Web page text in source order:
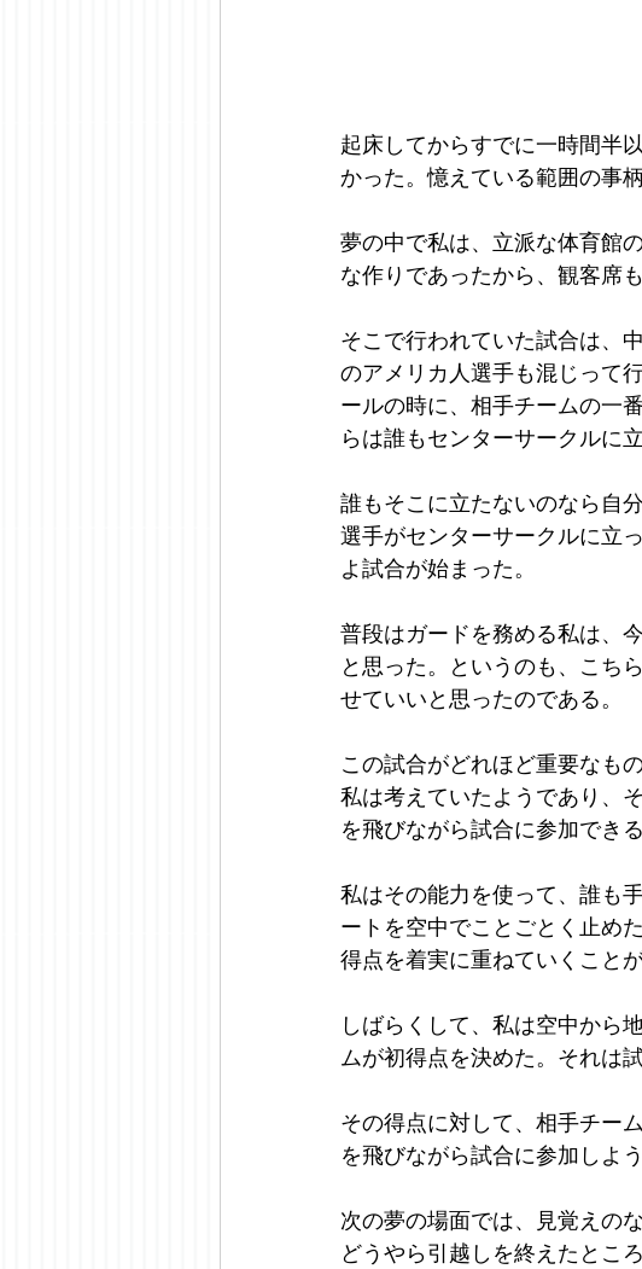
起床してからすでに一時間半
かった。憶えている範囲の事
夢の中で私は、立派な体育館
な作りであったから、観客席
そこで行われていた試合は、
のアメリカ人選手も混じって
ールの時に、相手チームの一
らは誰もセンターサークルに
誰もそこに立たないのなら自
選手がセンターサークルに立
よ試合が始まった。
普段はガードを務める私は、
と思った。というのも、こち
せていいと思ったのである。
この試合がどれほど重要なも
私は考えていたようであり、
を飛びながら試合に参加でき
私はその能力を使って、誰も
ートを空中でことごとく止め
得点を着実に重ねていくこと
しばらくして、私は空中から
ムが初得点を決めた。それは
その得点に対して、相手チー
を飛びながら試合に参加しよ
次の夢の場面では、見覚えの
どうやら引越しを終えたとこ